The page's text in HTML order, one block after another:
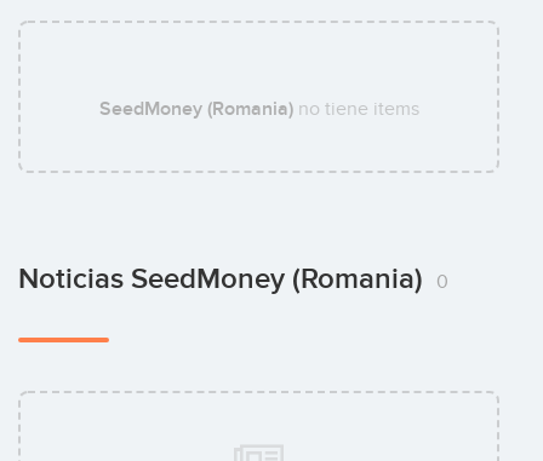
SeedMoney (Romania)no tiene items
Noticias SeedMoney (Romania) 0